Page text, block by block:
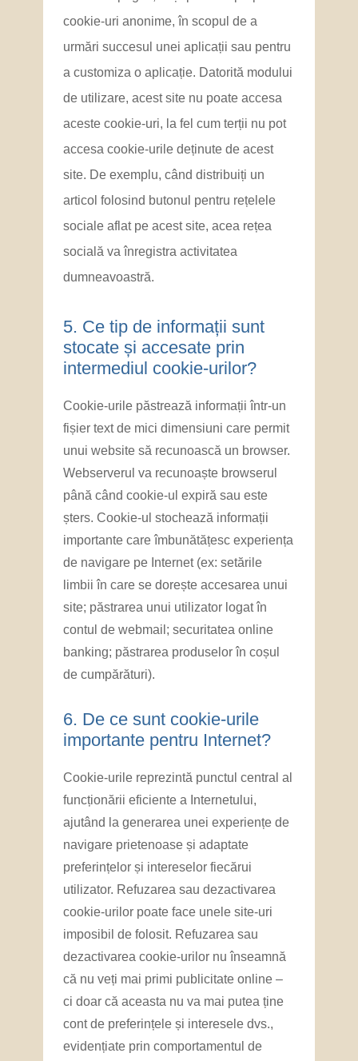
cookie-uri anonime, în scopul de a
urmări succesul unei aplicații sau pentru
a customiza o aplicație. Datorită modului
de utilizare, acest site nu poate accesa
aceste cookie-uri, la fel cum terții nu pot
accesa cookie-urile deținute de acest
site. De exemplu, când distribuiți un
articol folosind butonul pentru rețelele
sociale aflat pe acest site, acea rețea
socială va înregistra activitatea
dumneavoastră.
5. ​Ce tip de informații sunt
stocate și accesate prin
intermediul cookie-urilor?
Cookie-urile păstrează informații într-un
fișier text de mici dimensiuni care permit
unui website să recunoască un browser.
Webserverul va recunoaște browserul
până când cookie-ul expiră sau este
șters. Cookie-ul stochează informații
importante care îmbunătățesc experiența
de navigare pe Internet (ex: setările
limbii în care se dorește accesarea unui
site; păstrarea unui utilizator logat în
contul de webmail; securitatea online
banking; păstrarea produselor în coșul
de cumpărături).
6. ​De ce sunt cookie-urile
importante pentru Internet?
Cookie-urile reprezintă punctul central al
funcționării eficiente a Internetului,
ajutând la generarea unei experiențe de
navigare prietenoase și adaptate
preferințelor și intereselor fiecărui
utilizator. Refuzarea sau dezactivarea
cookie-urilor poate face unele site-uri
imposibil de folosit. Refuzarea sau
dezactivarea cookie-urilor nu înseamnă
că nu veți mai primi publicitate online –
ci doar că aceasta nu va mai putea ține
cont de preferințele și interesele dvs.,
evidențiate prin comportamentul de